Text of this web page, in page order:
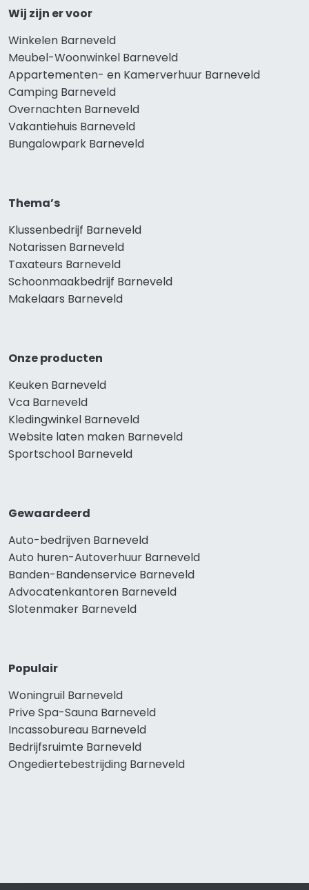
Wij zijn er voor
Winkelen Barneveld
Meubel-Woonwinkel Barneveld
Appartementen- en Kamerverhuur Barneveld
Camping Barneveld
Overnachten Barneveld
Vakantiehuis Barneveld
Bungalowpark Barneveld
Thema’s
Klussenbedrijf Barneveld
Notarissen Barneveld
Taxateurs Barneveld
Schoonmaakbedrijf Barneveld
Makelaars Barneveld
Onze producten
Keuken Barneveld
Vca Barneveld
Kledingwinkel Barneveld
Website laten maken Barneveld
Sportschool Barneveld
Gewaardeerd
Auto-bedrijven Barneveld
Auto huren-Autoverhuur Barneveld
Banden-Bandenservice Barneveld
Advocatenkantoren Barneveld
Slotenmaker Barneveld
Populair
Woningruil Barneveld
Prive Spa-Sauna Barneveld
Incassobureau Barneveld
Bedrijfsruimte Barneveld
Ongediertebestrijding Barneveld